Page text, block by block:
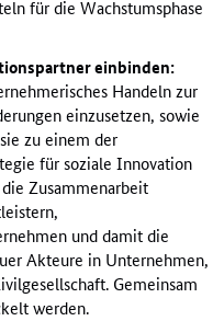
für die Wachstumsphase
einbinden:
Handeln zur
einzusetzen, sowie
zu einem der
für soziale Innovation
Zusammenarbeit
und damit die
Akteure in Unternehmen,
Gemeinsam
werden.